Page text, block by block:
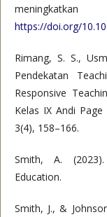
https://doi.org/
Rimang, S. S.,
Pendekatan
Responsive
Kelas IX Andi
3(4), 158–166.
Smith, A.
Education.
Smith, J., &